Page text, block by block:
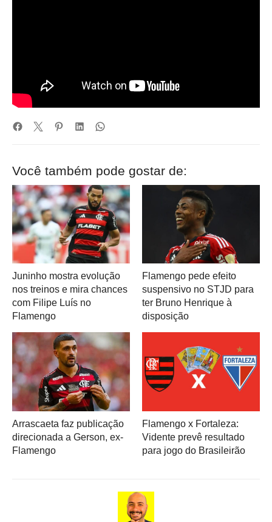
Você também pode gostar de:
Juninho mostra evolução
nos treinos e mira chances
com Filipe Luís no
Flamengo
Flamengo pede efeito
suspensivo no STJD para
ter Bruno Henrique à
disposição
Arrascaeta faz publicação
direcionada a Gerson, ex-
Flamengo
Flamengo x Fortaleza:
Vidente prevê resultado
para jogo do Brasileirão